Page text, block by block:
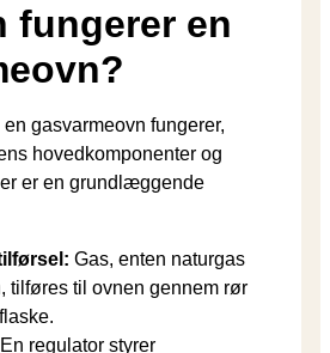
fungerer en
gasvarmeovn fungerer,
hovedkomponenter og
er en grundlæggende
Gas, enten naturgas
tilføres til ovnen gennem rør
En regulator styrer